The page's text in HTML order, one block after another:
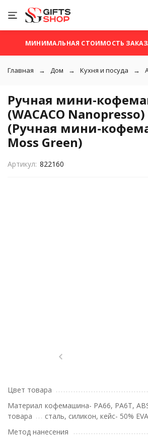
МИНИМАЛЬНАЯ СТОИМОСТЬ
Главная Дом Кухня и посуда
Ручная мини-
(WACACO Nanopresso)
(Ручная мини-
Moss Green)
Артикул: 822160
Цвет товара
Материал
товара
кофемашина- PA66, PA6T,
сталь, силикон, кейс- 50%
Метод нанесения